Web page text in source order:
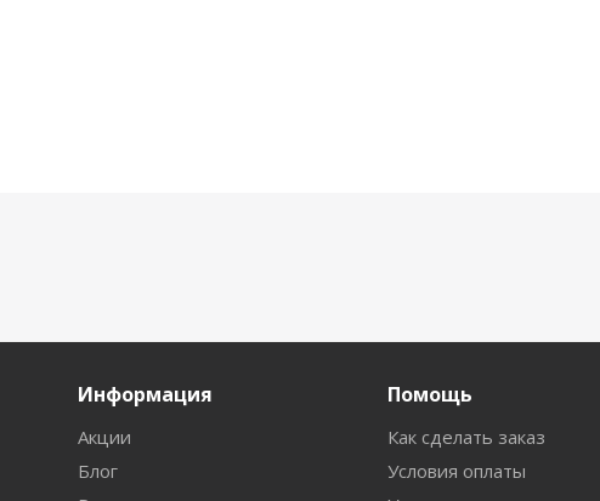
Информация
Акции
Блог
Помощь
Как сделать заказ
Условия оплаты